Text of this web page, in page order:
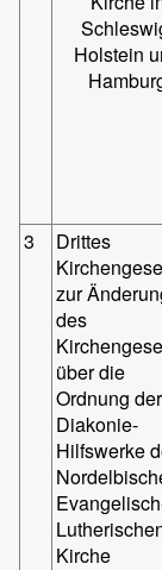
Holstein
3
Drittes
zur
des
über die
Ordnung der
Diakonie-
Hilfswerke
Kirche